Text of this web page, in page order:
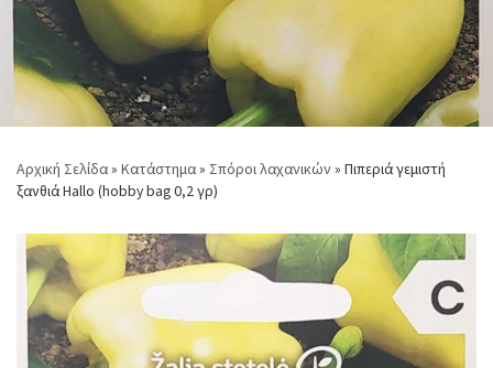
Αρχική Σελίδα» Κατάστημα» Σπόροι λαχανικών» Πιπεριά γεμιστή
ξανθιά Hallo (hobby bag 0,2 γρ)